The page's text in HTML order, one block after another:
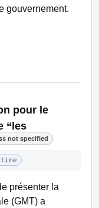
gouvernement.
pour le
“les
not specified
présenter la
(GMT) a